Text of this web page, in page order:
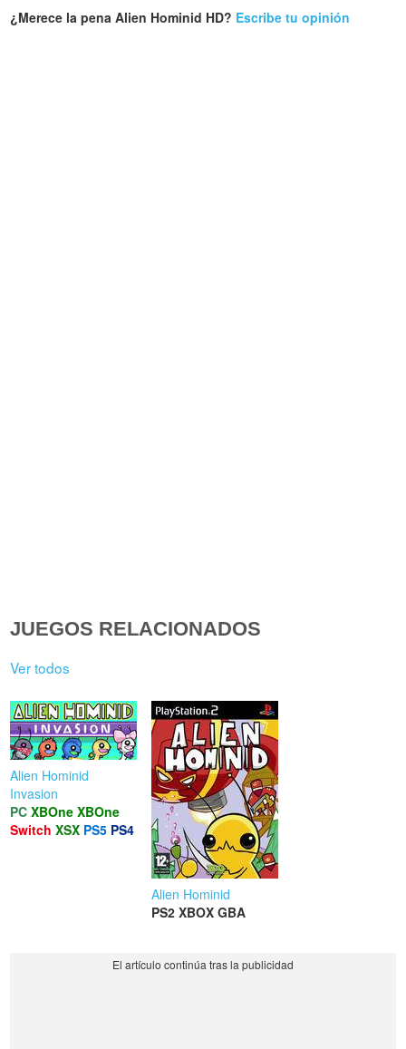
¿Merece la pena Alien Hominid HD? Escribe tu opinión
JUEGOS RELACIONADOS
Ver todos
Alien Hominid
Invasion
PC XBOne XBOne
Switch XSX PS5 PS4
Alien Hominid
PS2 XBOX GBA